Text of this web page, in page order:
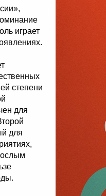
,
играет
степени
для
для